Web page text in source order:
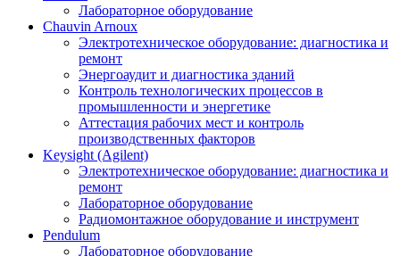
Лабораторное оборудование
Chauvin Arnoux
Электротехническое оборудование: диагностика и
ремонт
Энергоаудит и диагностика зданий
Контроль технологических процессов в
промышленности и энергетике
Аттестация рабочих мест и контроль
производственных факторов
Keysight (Agilent)
Электротехническое оборудование: диагностика и
ремонт
Лабораторное оборудование
Радиомонтажное оборудование и инструмент
Pendulum
Лабораторное оборудование